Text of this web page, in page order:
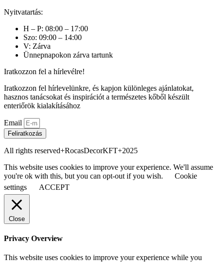
Nyitvatartás:
H – P: 08:00 – 17:00
Szo: 09:00 – 14:00
V: Zárva
Ünnepnapokon zárva tartunk
Iratkozzon fel a hírlevélre!
Iratkozzon fel hírlevelünkre, és kapjon különleges ajánlatokat,
hasznos tanácsokat és inspirációt a természetes kőből készült
enteriőrök kialakításához
Email
Feliratkozás
All rights reserved+RocasDecorKFT+2025
This website uses cookies to improve your experience. We'll assume
you're ok with this, but you can opt-out if you wish.
Cookie
settings
ACCEPT
Close
Privacy Overview
This website uses cookies to improve your experience while you